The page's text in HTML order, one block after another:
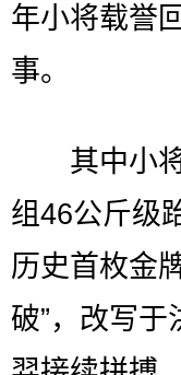
年小将载誉
事。
其中小将
组46公斤级
历史首枚金
破”，改写